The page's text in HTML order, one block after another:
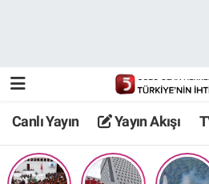
Canlı Yayın Yayın Akışı
TV 5 Ekranı ve Arşiv